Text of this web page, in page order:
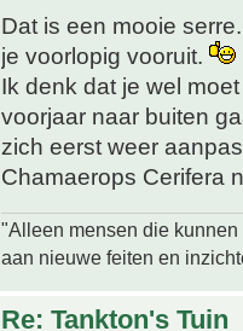
Dat is een mooie
je voorlopig vooruit.
Ik denk dat je wel
voorjaar naar buiten
zich eerst weer
Chamaerops Cerifera
"Alleen mensen die
aan nieuwe feiten en
Re: Tankton's Tuin